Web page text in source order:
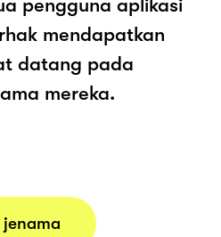
pengguna aplikasi
mendapatkan
datang pada
mereka.